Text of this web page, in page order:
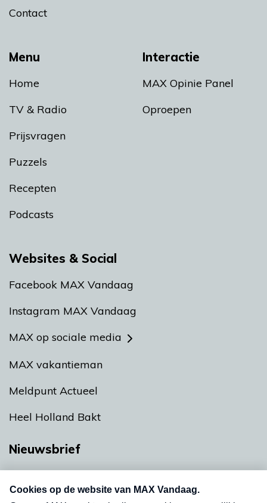
Menu
Home
TV & Radio
Prijsvragen
Puzzels
Recepten
Podcasts
Interactie
MAX Opinie Panel
Oproepen
Contact
Websites & Social
Facebook MAX Vandaag
Instagram MAX Vandaag
MAX op sociale media
MAX vakantieman
Meldpunt Actueel
Heel Holland Bakt
Nieuwsbrief
nieuwsbrief. Elke vrijdag- en dinsdagochtend in